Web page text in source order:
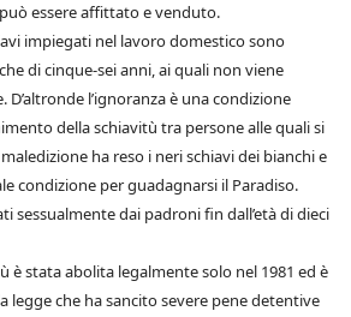
essere affittato e venduto.
impiegati nel lavoro domestico sono
di cinque-sei anni, ai quali non viene
l’ignoranza è una condizione
della schiavitù tra persone alle quali si
ha reso i neri schiavi dei bianchi e
condizione per guadagnarsi il Paradiso.
sessualmente dai padroni fin dall’età di dieci
è stata abolita legalmente solo nel 1981 ed è
legge che ha sancito severe pene detentive